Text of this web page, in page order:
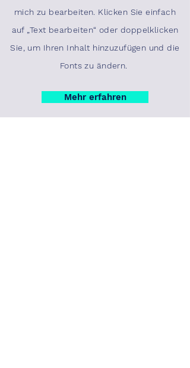
mich zu bearbeiten. Klicken Sie einfach
auf „Text bearbeiten“ oder doppelklicken
Sie, um Ihren Inhalt hinzuzufügen und die
Fonts zu ändern.
Mehr erfahren